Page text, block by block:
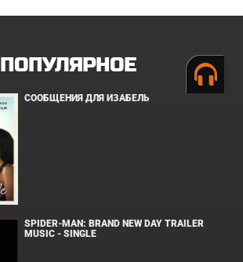
ПОПУЛЯРНОЕ
СООБЩЕНИЯ ДЛЯ ИЗАБЕЛЬ
SPIDER-MAN: BRAND NEW DAY TRAILER
MUSIC - SINGLE